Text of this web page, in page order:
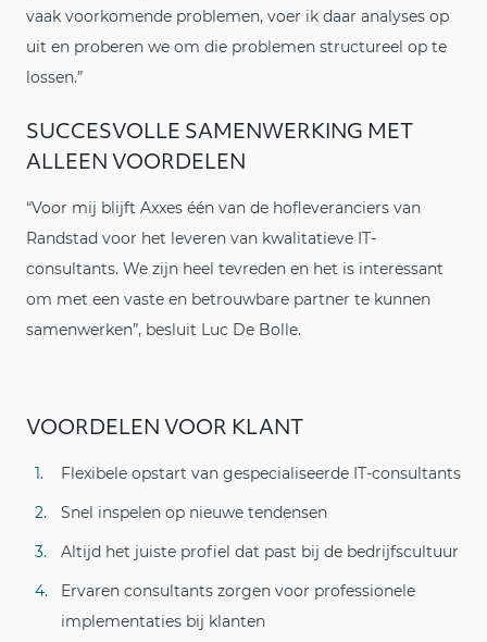
vaak voorkomende problemen, voer ik daar analyses op
uit en proberen we om die problemen structureel op te
lossen.”
SUCCESVOLLE SAMENWERKING MET
ALLEEN VOORDELEN
“Voor mij blijft Axxes één van de hofleveranciers van
Randstad voor het leveren van kwalitatieve IT-
consultants. We zijn heel tevreden en het is interessant
om met een vaste en betrouwbare partner te kunnen
samenwerken”, besluit Luc De Bolle.
VOORDELEN VOOR KLANT
Flexibele opstart van gespecialiseerde IT-consultants
Snel inspelen op nieuwe tendensen
Altijd het juiste profiel dat past bij de bedrijfscultuur
Ervaren consultants zorgen voor professionele
implementaties bij klanten